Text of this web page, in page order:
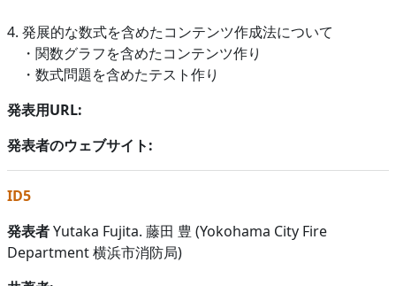
4. 発展的な数式を含めたコンテンツ作成法について
・関数グラフを含めたコンテンツ作り
・数式問題を含めたテスト作り
発表用URL:
発表者のウェブサイト:
ID5
発表者Yutaka Fujita. 藤田 豊 (Yokohama City Fire
Department 横浜市消防局)